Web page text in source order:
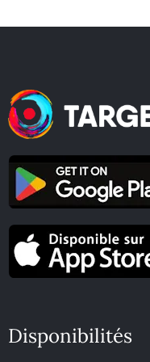
Disponibilités